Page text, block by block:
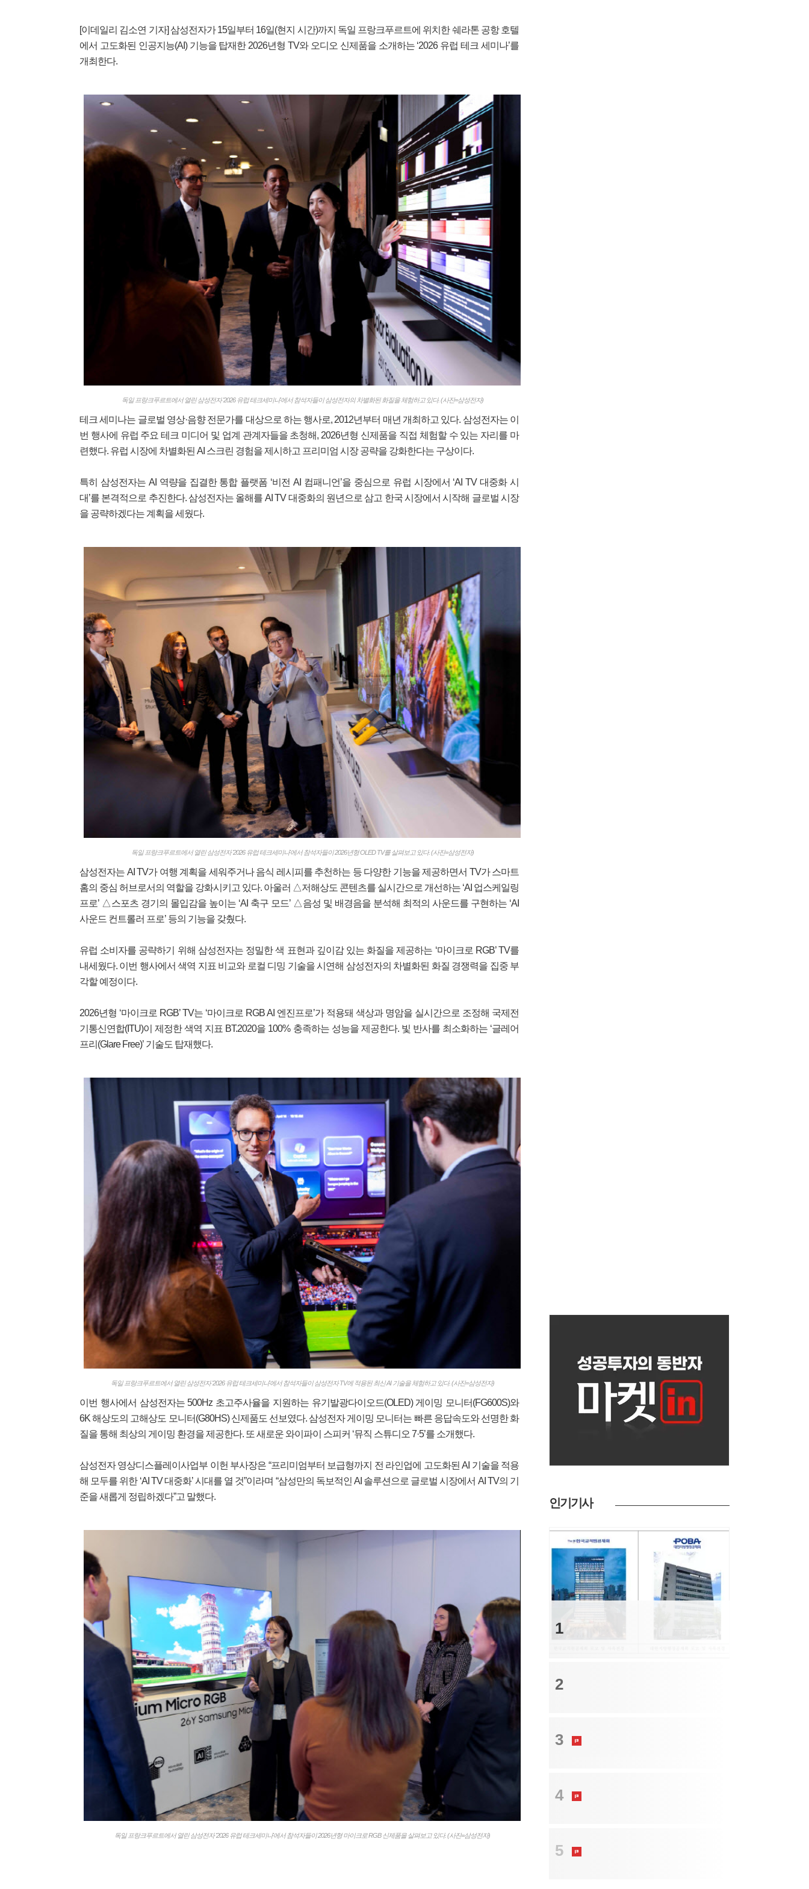
[이데일리 김소연 기자] 삼성전자가 15일부터 16일(현지 시간)까지 독일 프랑크푸르트에 위치한 쉐라톤 공항 호텔
에서 고도화된 인공지능(AI) 기능을 탑재한 2026년형 TV와 오디오 신제품을 소개하는 ‘2026 유럽 테크 세미나’를
개최한다.
독일 프랑크푸르트에서 열린 삼성전자 '2026 유럽 테크세미나'에서 참석자들이 삼성전자의 차별화된 화질을 체험하고 있다. (사진=삼성전자)
테크 세미나는 글로벌 영상·음향 전문가를 대상으로 하는 행사로, 2012년부터 매년 개최하고 있다. 삼성전자는 이
번 행사에 유럽 주요 테크 미디어 및 업계 관계자들을 초청해, 2026년형 신제품을 직접 체험할 수 있는 자리를 마
련했다. 유럽 시장에 차별화된 AI 스크린 경험을 제시하고 프리미엄 시장 공략을 강화한다는 구상이다.
특히 삼성전자는 AI 역량을 집결한 통합 플랫폼 ‘비전 AI 컴패니언’을 중심으로 유럽 시장에서 ‘AI TV 대중화 시
대’를 본격적으로 추진한다. 삼성전자는 올해를 AI TV 대중화의 원년으로 삼고 한국 시장에서 시작해 글로벌 시장
을 공략하겠다는 계획을 세웠다.
독일 프랑크푸르트에서 열린 삼성전자 '2026 유럽 테크세미나'에서 참석자들이 2026년형 OLED TV를 살펴보고 있다. (사진=삼성전자)
삼성전자는 AI TV가 여행 계획을 세워주거나 음식 레시피를 추천하는 등 다양한 기능을 제공하면서 TV가 스마트
홈의 중심 허브로서의 역할을 강화시키고 있다. 아울러 △저해상도 콘텐츠를 실시간으로 개선하는 ‘AI 업스케일링
프로’ △스포츠 경기의 몰입감을 높이는 ‘AI 축구 모드’ △음성 및 배경음을 분석해 최적의 사운드를 구현하는 ‘AI
사운드 컨트롤러 프로’ 등의 기능을 갖췄다.
유럽 소비자를 공략하기 위해 삼성전자는 정밀한 색 표현과 깊이감 있는 화질을 제공하는 ‘마이크로 RGB’ TV를
내세웠다. 이번 행사에서 색역 지표 비교와 로컬 디밍 기술을 시연해 삼성전자의 차별화된 화질 경쟁력을 집중 부
각할 예정이다.
2026년형 ‘마이크로 RGB’ TV는 ‘마이크로 RGB AI 엔진프로’가 적용돼 색상과 명암을 실시간으로 조정해 국제전
기통신연합(ITU)이 제정한 색역 지표 BT.2020을 100% 충족하는 성능을 제공한다. 빛 반사를 최소화하는 ‘글레어
프리(Glare Free)’ 기술도 탑재했다.
독일 프랑크푸르트에서 열린 삼성전자 '2026 유럽 테크세미나'에서 참석자들이 삼성전자 TV에 적용된 최신 AI 기술을 체험하고 있다. (사진=삼성전자)
이번 행사에서 삼성전자는 500Hz 초고주사율을 지원하는 유기발광다이오드(OLED) 게이밍 모니터(FG600S)와
6K 해상도의 고해상도 모니터(G80HS) 신제품도 선보였다. 삼성전자 게이밍 모니터는 빠른 응답속도와 선명한 화
질을 통해 최상의 게이밍 환경을 제공한다. 또 새로운 와이파이 스피커 ‘뮤직 스튜디오 7·5’를 소개했다.
삼성전자 영상디스플레이사업부 이헌 부사장은 “프리미엄부터 보급형까지 전 라인업에 고도화된 AI 기술을 적용
해 모두를 위한 ‘AI TV 대중화’ 시대를 열 것”이라며 “삼성만의 독보적인 AI 솔루션으로 글로벌 시장에서 AI TV의 기
준을 새롭게 정립하겠다”고 말했다.
독일 프랑크푸르트에서 열린 삼성전자 '2026 유럽 테크세미나'에서 참석자들이 2026년형 마이크로 RGB 신제품을 살펴보고 있다. (사진=삼성전자)
인기기사
1
제회 배수진에 '발목'
2
3
4
5